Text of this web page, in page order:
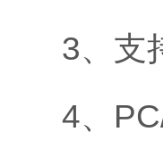
3、支
4、